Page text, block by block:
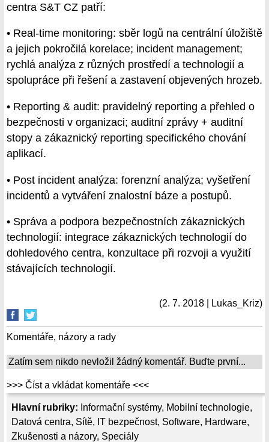
Hlavní rubriky: Informační systémy, Mobilní technologie,
Datová centra, Sítě, IT bezpečnost, Software, Hardware,
Zkušenosti a názory, Speciály
centra S&T CZ patří:
• Real-time monitoring: sběr logů na centrální úložiště
a jejich pokročilá korelace; incident management;
rychlá analýza z různých prostředí a technologií a
spolupráce při řešení a zastavení objevených hrozeb.
• Reporting & audit: pravidelný reporting a přehled o
bezpečnosti v organizaci; auditní zprávy + auditní
stopy a zákaznický reporting specifického chování
aplikací.
• Post incident analýza: forenzní analýza; vyšetření
incidentů a vytváření znalostní báze a postupů.
• Správa a podpora bezpečnostních zákaznických
technologií: integrace zákaznických technologií do
dohledového centra, konzultace při rozvoji a využití
stávajících technologií.
(2. 7. 2018 | Lukas_Kriz)
Komentáře, názory a rady
Zatím sem nikdo nevložil žádný komentář. Buďte první...
>>> Číst a vkládat komentáře <<<